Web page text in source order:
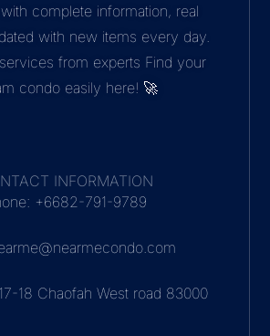
complete information, real
with new items every day.
from experts Find your
condo easily here! 🚀
INFORMATION
+6682-791-9789
18 Chaofah West road 83000